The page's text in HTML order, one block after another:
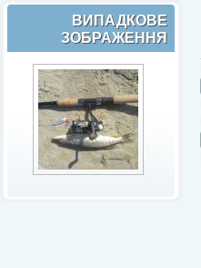
ВИПАДКОВЕ
ЗОБРАЖЕННЯ